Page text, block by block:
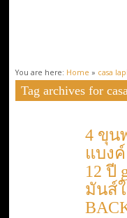
You are here: Home » casa
Tag archives for
4 ขุน
แบง
12 ปี
มันส์ใ